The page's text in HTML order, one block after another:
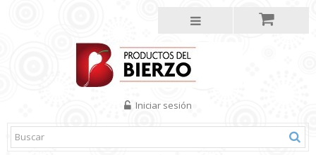
Iniciar sesión